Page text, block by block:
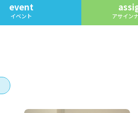
event
イベント アサイン